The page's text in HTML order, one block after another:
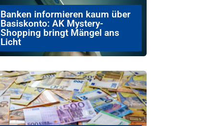
Banken informieren kaum über
Basiskonto: AK Mystery-
Shopping bringt Mängel ans
Licht